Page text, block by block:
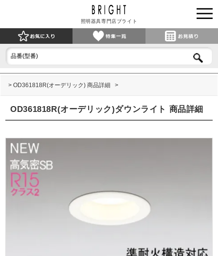
照明器具専門店ブライト
OD361818R(オーデリック) 商品詳細
OD361818R(オーデリック)ダウンライト 商品詳細